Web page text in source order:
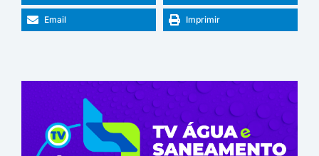
Email Imprimir